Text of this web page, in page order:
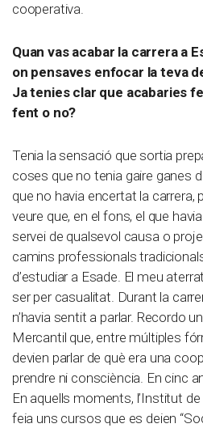
cooperativa.
Quan vas acabar la carrera a
on pensaves enfocar la teva
Ja tenies clar que acabaries
fent o no?
Tenia la sensació que sortia
coses que no tenia gaire ganes
que no havia encertat la carrera,
veure que, en el fons, el que
servei de qualsevol causa o
camins professionals
d’estudiar a Esade. El meu
ser per casualitat. Durant la
n’havia sentit a parlar. Recordo
Mercantil que, entre múltiples
devien parlar de què era una
prendre ni consciència. En cinc
En aquells moments, l’Institut
feia uns cursos que es deien